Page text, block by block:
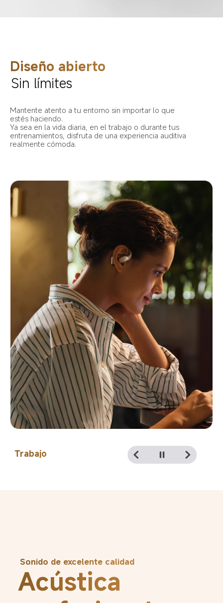
Diseño abierto
Sin límites
Mantente atento a tu entorno sin importar lo que
estés haciendo.
Ya sea en la vida diaria, en el trabajo o durante tus
entrenamientos, disfruta de una experiencia auditiva
realmente cómoda.
Ocio
Sonido de excelente calidad
Acústica